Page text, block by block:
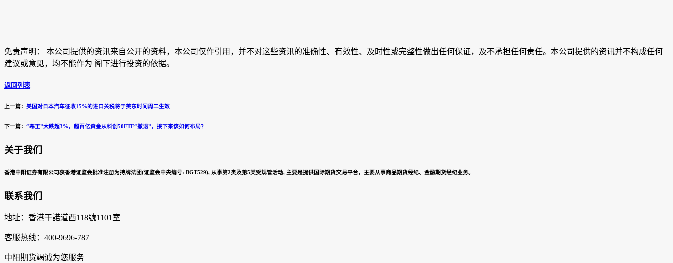
免责声明： 本公司提供的资讯来自公开的资料，本公司仅作引用，并不对这些资讯的准确性、有效性、及时性或完整性做出任何保证，及不承担任何责任。本公司提供的资讯并不构成任何
建议或意见，均不能作为 阁下进行投资的依据。
返回列表
上一篇： 美国对日本汽车征收15%的进口关税将于美东时间周二生效
下一篇： “寒王”大跌超3%，超百亿资金从科创50ETF“撤退”，接下来该如何布局？
关于我们
香港中阳证券有限公司获香港证监会批准注册为持牌法团(证监会中央编号: BGT529), 从事第2类及第5类受规管活动, 主要是提供国际期货交易平台，主要从事商品期货经纪、金融期货经纪业务。
联系我们
地址：香港干諾道西118號1101室
客服热线：400-9696-787
中阳期货竭诚为您服务